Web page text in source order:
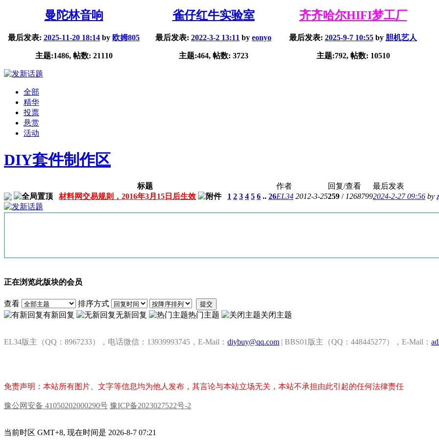
曼陀林音响
最后发表: 2025-11-20 18:14 by 欧姆805
主题:1486, 帖数: 21110
雀仔红牛实验室
最后发表: 2022-3-2 13:11 by eonyo
主题:464, 帖数: 3723
齐齐哈尔HIFI梦工厂
最后发表: 2025-9-7 10:55 by 胆机艺人
主题:792, 帖数: 10510
全部
精华
投票
悬赏
活动
DIY套件制作区
标题 作者 回复/查看
最后发表
材料网交易规则，2016年3月15日后生效
1 2 3 4 5 6 .. 26EL34 2012-3-25259 / 12687992024-2-27 09:56 by
正在浏览此版块的会员
查看 排序方式 提交
有新回复 无新回复 热门主题 关闭主题
EL34版主（QQ：8967233），电话微信：13939993745，E-Mail： diybuy@qq.com | BBS01版主（QQ：448445277），E-Mail：
免责声明：本站所有图片、文字等信息均为他人发布，其言论与本站立场无关，本站不承担由此引起的任何法律责任
豫公网安备 41050202000290号 豫ICP备2023027522号-2
当前时区 GMT+8, 现在时间是 2026-8-7 07:21